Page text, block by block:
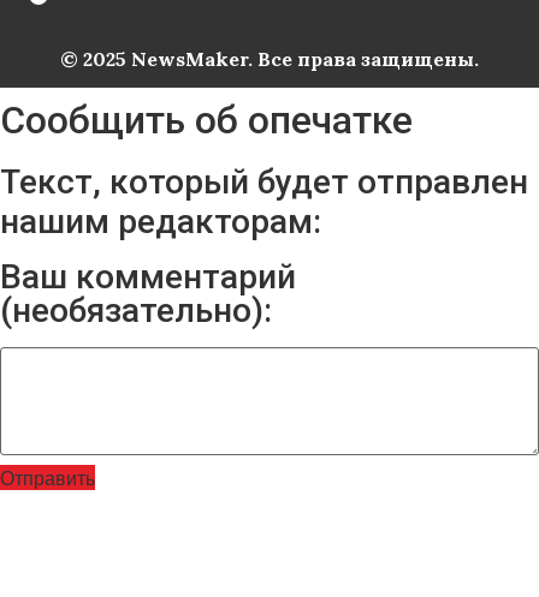
© 2025 NewsMaker. Все права защищены.
Сообщить об опечатке
Текст, который будет отправлен
нашим редакторам:
Ваш комментарий
(необязательно):
Отправить